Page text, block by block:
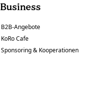
Business
B2B-Angebote
KoRo Cafe
Sponsoring & Kooperationen